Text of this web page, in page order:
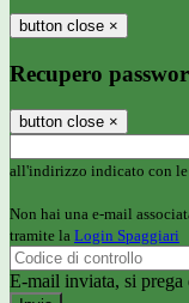
button close ×
Recupero
button close ×
all'indirizzo indicato con le
Non hai una e-mail
tramite la Login Spaggiari
E-mail inviata, si prega